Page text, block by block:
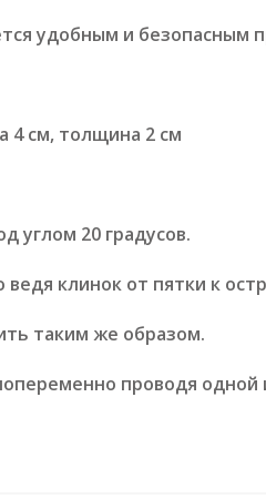
удобным и безопасным
4 см, толщина 2 см
углом 20 градусов.
клинок от пятки к
таким же образом.
проводя